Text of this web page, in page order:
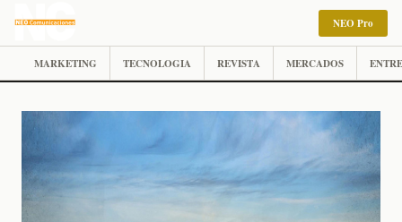
NEO Pro
MARKETING TECNOLOGIA REVISTA MERCADOS